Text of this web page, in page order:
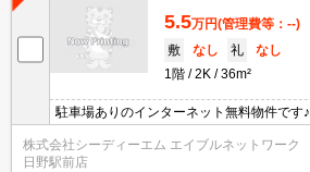
5.5万円(管理費等：--)
敷
なし 礼
なし
1階
2K 36m²
駐車場ありのインターネット無料物件です♪
株式会社シーディーエム エイブルネットワーク
日野駅前店